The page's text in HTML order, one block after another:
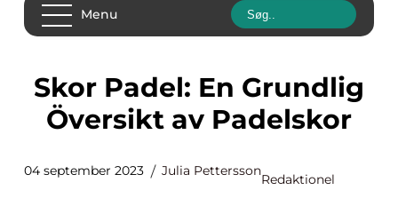
Menu
Skor Padel: En Grundlig
Översikt av Padelskor
04 september 2023 Julia Pettersson
Redaktionel